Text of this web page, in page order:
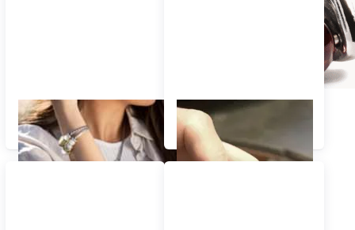
ZUSAMMENGESTELLTE
SCHMUCKSTÜCKE
Dein Gold Bead in 3
einfachen Schritten